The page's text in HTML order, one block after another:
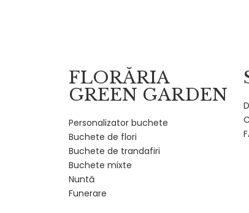
FLORĂRIA
GREEN GARDEN
Personalizator buchete
Buchete de flori
Buchete de trandafiri
Buchete mixte
Nuntă
Funerare